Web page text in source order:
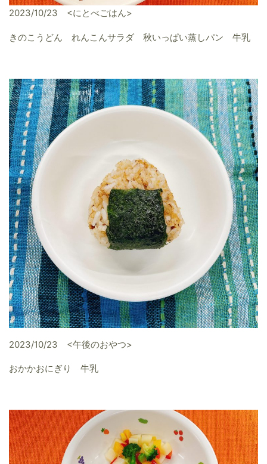
2023/10/23 <にとべごはん>
きのこうどん れんこんサラダ 秋いっぱい蒸しパン 牛乳
2023/10/23 <午後のおやつ>
おかかおにぎり 牛乳